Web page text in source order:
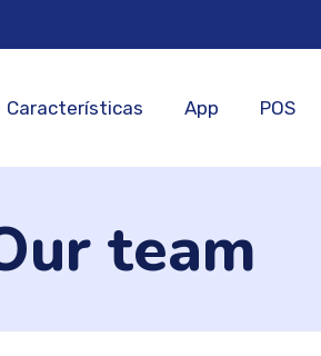
Características App POS
team